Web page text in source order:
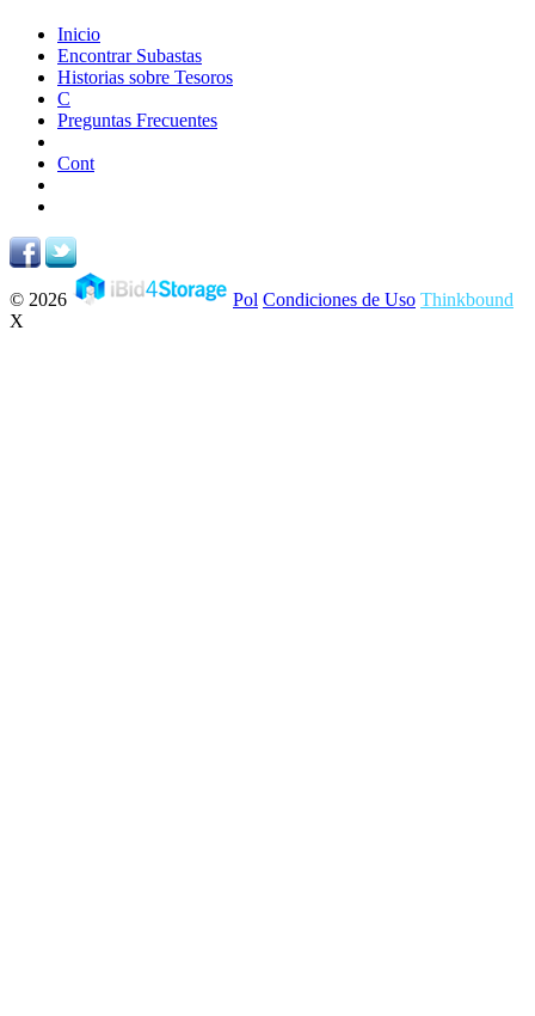
Inicio
Encontrar Subastas
Historias sobre Tesoros
C
Preguntas Frecuentes
Cont
© 2026 Pol Condiciones de Uso Thinkbound
X